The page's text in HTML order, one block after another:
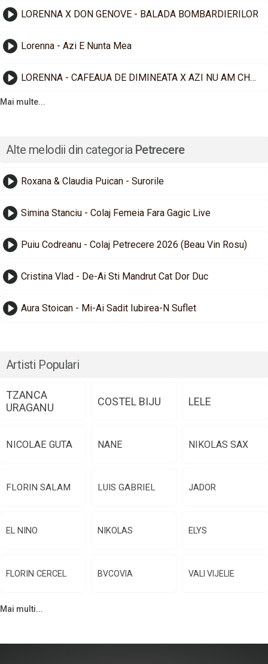
LORENNA X DON GENOVE - BALADA BOMBARDIERILOR
Lorenna - Azi E Nunta Mea
LORENNA - CAFEAUA DE DIMINEATA X AZI NU AM CHEF X LENEA E MARE
Mai multe...
Alte melodii din categoria Petrecere
Roxana & Claudia Puican - Surorile
Simina Stanciu - Colaj Femeia Fara Gagic Live
Puiu Codreanu - Colaj Petrecere 2026 (Beau Vin Rosu)
Cristina Vlad - De-Ai Sti Mandrut Cat Dor Duc
Aura Stoican - Mi-Ai Sadit Iubirea-N Suflet
Artisti Populari
TZANCA
URAGANU
COSTEL BIJU LELE
NICOLAE GUTA NANE NIKOLAS SAX
FLORIN SALAM LUIS GABRIEL JADOR
EL NINO NIKOLAS ELYS
FLORIN CERCEL BVCOVIA VALI VIJELIE
Mai multi...